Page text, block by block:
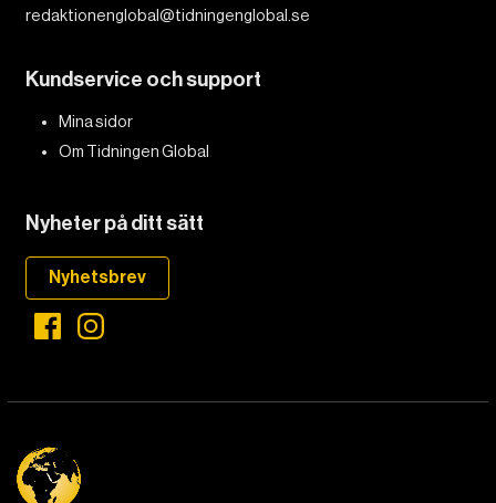
redaktionenglobal@tidningenglobal.se
Kundservice och support
Mina sidor
Om Tidningen Global
Nyheter på ditt sätt
Nyhetsbrev